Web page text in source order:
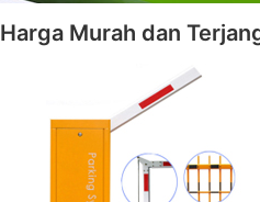
Harga Murah dan